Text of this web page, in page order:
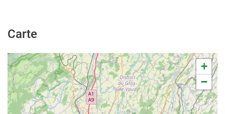
Carte
+
−